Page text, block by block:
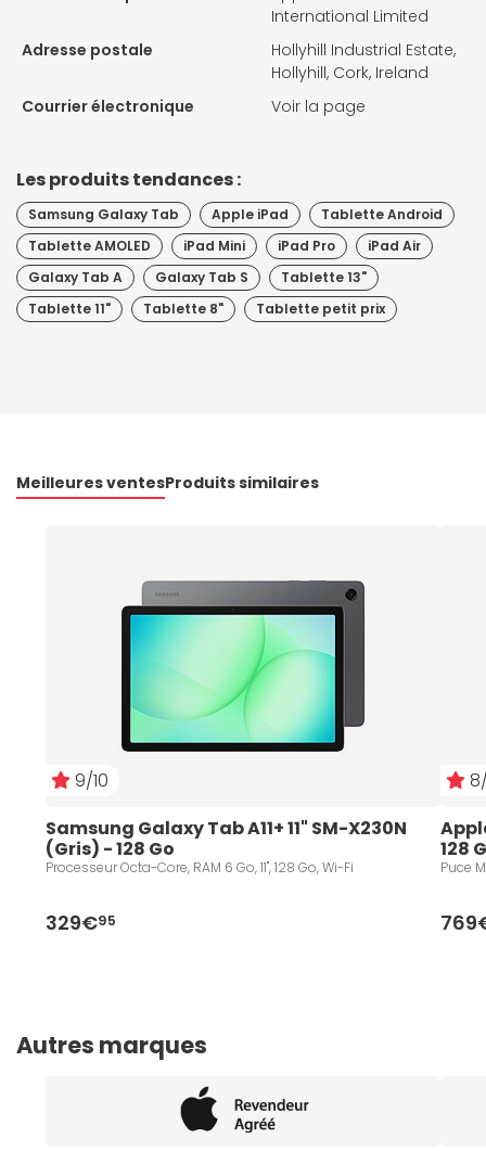
International Limited
Adresse postale
Hollyhill Industrial Estate,
Hollyhill, Cork, Ireland
Courrier électronique
Voir la page
Les produits tendances :
Samsung Galaxy Tab Apple iPad
Tablette Android
Tablette AMOLED
iPad Mini iPad Pro
iPad Air
Galaxy Tab A
Galaxy Tab S
Tablette 13"
Tablette 11"
Tablette 8" Tablette petit prix
Meilleures ventesProduits similaires
9/10
Samsung Galaxy Tab A11+ 11" SM-X230N
(Gris) - 128 Go
Processeur Octa-Core, RAM 6 Go, 11", 128 Go, Wi-Fi
329€95
128
Puce
Autres marques